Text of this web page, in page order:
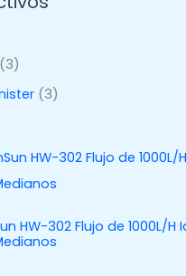
33
p
c
t
33
u
c
HW-302 Flujo de 1000L/H